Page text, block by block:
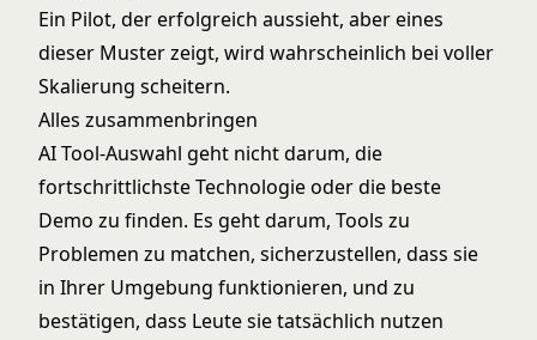
Ein Pilot, der erfolgreich aussieht, aber eines
dieser Muster zeigt, wird wahrscheinlich bei voller
Skalierung scheitern.
Alles zusammenbringen
AI Tool-Auswahl geht nicht darum, die
fortschrittlichste Technologie oder die beste
Demo zu finden. Es geht darum, Tools zu
Problemen zu matchen, sicherzustellen, dass sie
in Ihrer Umgebung funktionieren, und zu
bestätigen, dass Leute sie tatsächlich nutzen